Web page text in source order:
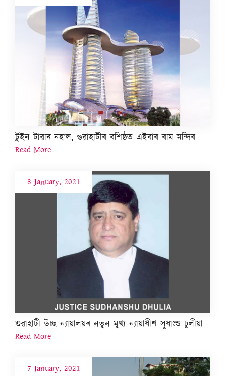
টুইন টাৱাৰ নহ’ল, গুৱাহাটীৰ বশিষ্ঠত এইবাৰ ৰাম মন্দিৰ
Read More
8 January, 2021
গুৱাহাটী উচ্ছ ন্যায়ালয়ৰ নতুন মুখ্য ন্যায়াধীশ সুধাংশু ঢুলীয়া
Read More
7 January, 2021